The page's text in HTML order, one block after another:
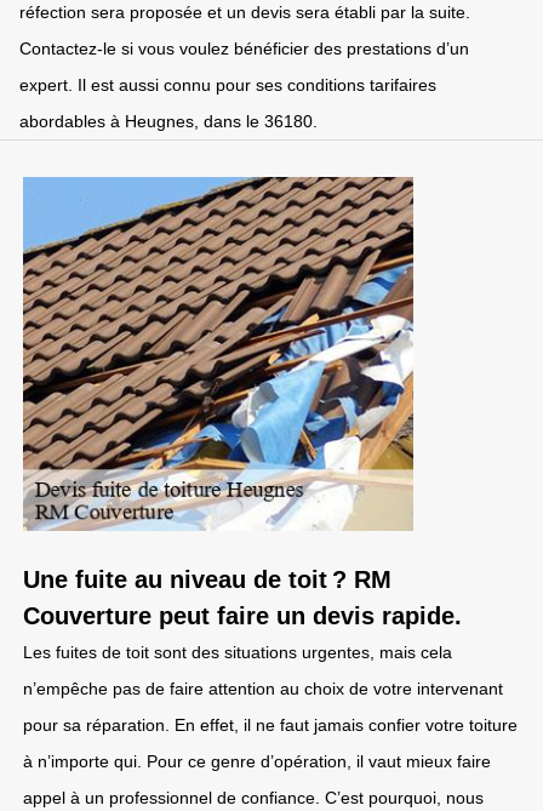
réfection sera proposée et un devis sera établi par la suite.
Contactez-le si vous voulez bénéficier des prestations d’un
expert. Il est aussi connu pour ses conditions tarifaires
abordables à Heugnes, dans le 36180.
Une fuite au niveau de toit ? RM
Couverture peut faire un devis rapide.
Les fuites de toit sont des situations urgentes, mais cela
n’empêche pas de faire attention au choix de votre intervenant
pour sa réparation. En effet, il ne faut jamais confier votre toiture
à n’importe qui. Pour ce genre d’opération, il vaut mieux faire
appel à un professionnel de confiance. C’est pourquoi, nous